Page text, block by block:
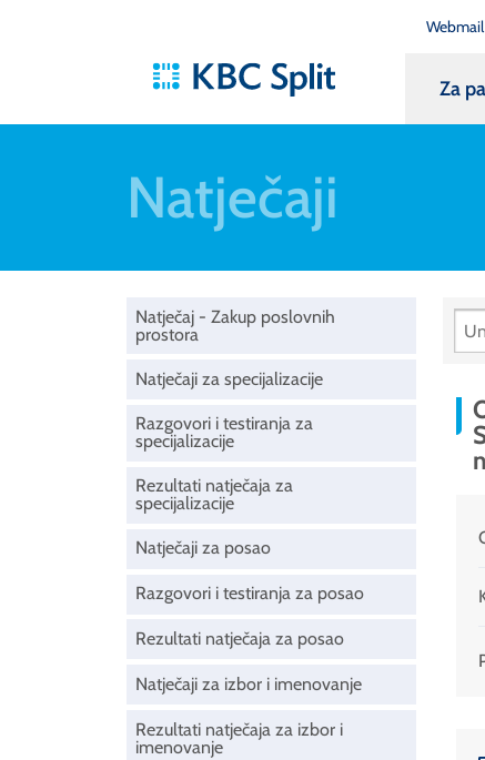
Webmail
Za
Natječaji
Natječaj - Zakup poslovnih
prostora
Natječaji za specijalizacije
Razgovori i testiranja za
specijalizacije
Rezultati natječaja za
specijalizacije
Natječaji za posao
Razgovori i testiranja za posao
Rezultati natječaja za posao
Natječaji za izbor i imenovanje
Rezultati natječaja za izbor i
imenovanje